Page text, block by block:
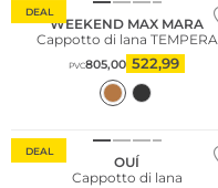
DEAL
WEEKEND MAX MARA
Cappotto di lana TEMPERA
PVC805,00 522,99
DEAL
OUÍ
Cappotto di lana